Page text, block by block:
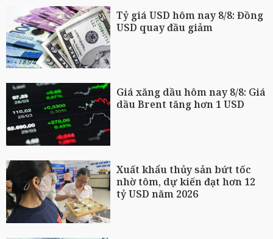
Tỷ giá USD hôm nay 8/8: Đồng
USD quay đầu giảm
Giá xăng dầu hôm nay 8/8: Giá
dầu Brent tăng hơn 1 USD
Xuất khẩu thủy sản bứt tốc
nhờ tôm, dự kiến đạt hơn 12
tỷ USD năm 2026